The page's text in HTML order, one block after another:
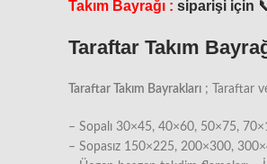
Takım Bayrağı : siparişi için
Taraftar Takım
Taraftar Takım Bayrakları ; Taraftar
– Sopalı 30×45, 40×60, 50×75,
– Sopasız 150×225, 200×300,